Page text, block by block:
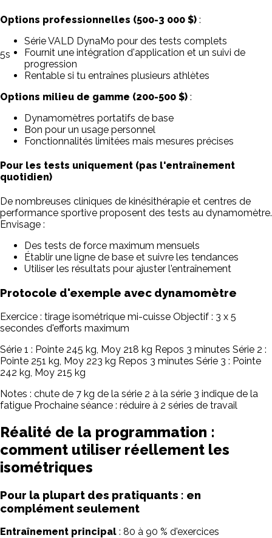
5s
Options professionnelles (500-3 000 $) :
Série VALD DynaMo pour des tests complets
Fournit une intégration d'application et un suivi de
progression
Rentable si tu entraînes plusieurs athlètes
Options milieu de gamme (200-500 $) :
Dynamomètres portatifs de base
Bon pour un usage personnel
Fonctionnalités limitées mais mesures précises
Pour les tests uniquement (pas l'entraînement
quotidien)
De nombreuses cliniques de kinésithérapie et centres de
performance sportive proposent des tests au dynamomètre.
Envisage :
Des tests de force maximum mensuels
Établir une ligne de base et suivre les tendances
Utiliser les résultats pour ajuster l'entraînement
Protocole d'exemple avec dynamomètre
Exercice : tirage isométrique mi-cuisse Objectif : 3 x 5
secondes d'efforts maximum
Série 1 : Pointe 245 kg, Moy 218 kg Repos 3 minutes Série 2 :
Pointe 251 kg, Moy 223 kg Repos 3 minutes Série 3 : Pointe
242 kg, Moy 215 kg
Notes : chute de 7 kg de la série 2 à la série 3 indique de la
fatigue Prochaine séance : réduire à 2 séries de travail
Réalité de la programmation :
comment utiliser réellement les
isométriques
Pour la plupart des pratiquants : en
complément seulement
Entraînement principal : 80 à 90 % d'exercices